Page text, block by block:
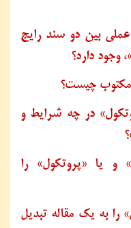
بین دو سند رایج
وجود دارد؟
مکتوب چیست؟
در چه شرایط و
و یا «پروتکول» را
را به یک مقاله تبدیل